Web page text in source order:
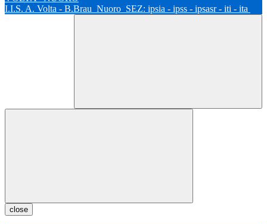
I.I.S. A. Volta - B.Brau Nuoro SEZ: ipsia - ipss - ipsasr - iti - ita
close